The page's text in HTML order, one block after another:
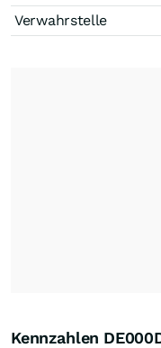
Verwahrstelle
Kennzahlen